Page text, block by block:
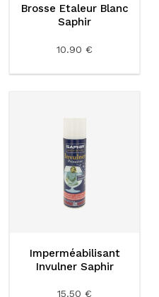
Brosse Etaleur Blanc
Saphir
10.90 €
Imperméabilisant
Invulner Saphir
15.50 €